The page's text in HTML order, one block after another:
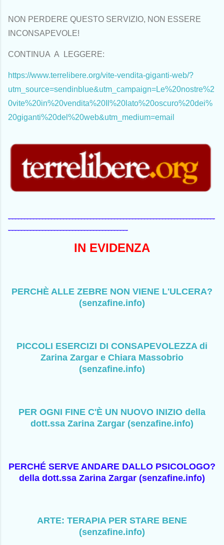
NON PERDERE QUESTO SERVIZIO, NON ESSERE
INCONSAPEVOLE!
CONTINUA A LEGGERE:
https://www.terrelibere.org/vite-vendita-giganti-web/?
utm_source=sendinblue&utm_campaign=Le%20nostre%2
0vite%20in%20vendita%20Il%20lato%20oscuro%20dei%
20giganti%20del%20web&utm_medium=email
---------------------------------------------------------------------
----------------------------------------
IN EVIDENZA
PERCHÈ ALLE ZEBRE NON VIENE L'ULCERA?
(senzafine.info)
PICCOLI ESERCIZI DI CONSAPEVOLEZZA di
Zarina Zargar e Chiara Massobrio
(senzafine.info)
PER OGNI FINE C'È UN NUOVO INIZIO della
dott.ssa Zarina Zargar (senzafine.info)
PERCHÉ SERVE ANDARE DALLO PSICOLOGO?
della dott.ssa Zarina Zargar (senzafine.info)
ARTE: TERAPIA PER STARE BENE
(senzafine.info)